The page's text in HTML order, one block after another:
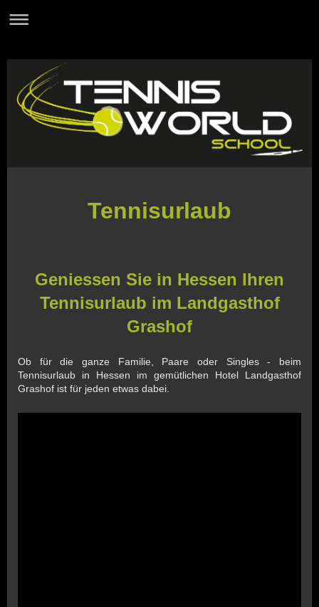
Tennisurlaub
Geniessen Sie in Hessen Ihren
Tennisurlaub im Landgasthof
Grashof
Ob für die ganze Familie, Paare oder Singles - beim
Tennisurlaub in Hessen im gemütlichen Hotel Landgasthof
Grashof ist für jeden etwas dabei.